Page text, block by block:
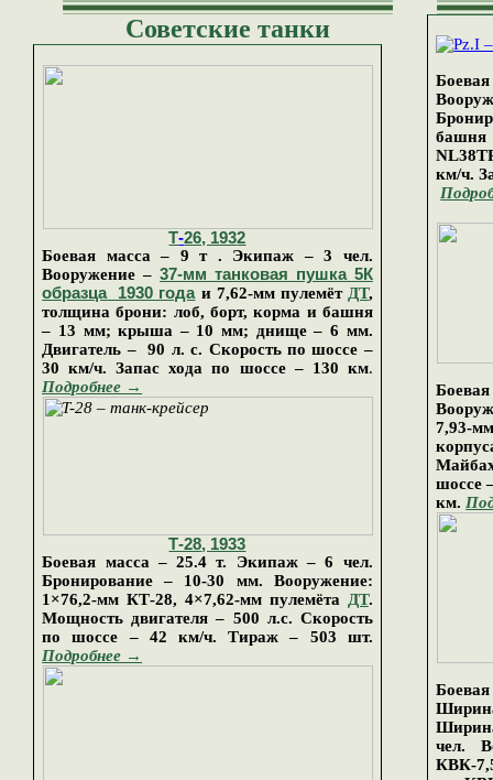
Советские танки
Т-26, 1932
Боевая масса – 9 т . Экипаж – 3 чел.
Вооружение –37-мм танковая пушка 5К
образца 1930 года и 7,62-мм пулемёт ДТ,
толщина брони: лоб, борт, корма и башня
– 13 мм; крыша – 10 мм; днище – 6 мм.
Двигатель – 90 л. с. Скорость по шоссе –
30 км/ч. Запас хода по шоссе – 130 км.
Подробнее →
Т-28, 1933
Боевая масса – 25.4 т. Экипаж – 6 чел.
Бронирование – 10-30 мм. Вооружение:
1×76,2-мм КТ-28, 4×7,62-мм пулемёта ДТ.
Мощность двигателя – 500 л.с. Скорость
по шоссе – 42 км/ч. Тираж – 503 шт.
Подробнее →
км/ч.
7,93-
шоссе
км.
чел.
КВК-